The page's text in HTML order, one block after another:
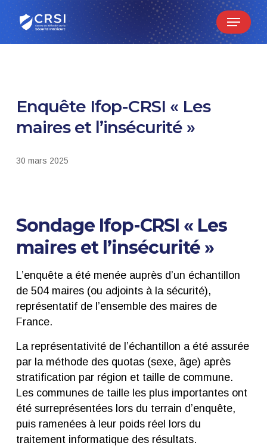
Skip
to
main
Menu
Enquête Ifop-CRSI « Les
maires et l’insécurité »
30 mars 2025
Sondage Ifop-CRSI « Les
maires et l’insécurité »
L’enquête a été menée auprès d’un échantillon
de 504 maires (ou adjoints à la sécurité),
représentatif de l’ensemble des maires de
France.
La représentativité de l’échantillon a été assurée
par la méthode des quotas (sexe, âge) après
stratification par région et taille de commune.
Les communes de taille les plus importantes ont
été surreprésentées lors du terrain d’enquête,
puis ramenées à leur poids réel lors du
traitement informatique des résultats.